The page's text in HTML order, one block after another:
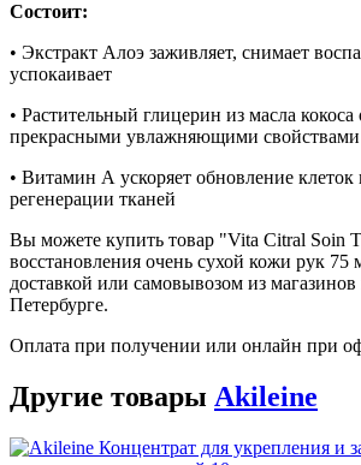
Состоит:
• Экстракт Алоэ заживляет, снимает
успокаивает
• Растительный глицерин из масла кокоса
прекрасными увлажняющими свойствами
• Витамин А ускоряет обновление клеток
регенерации тканей
Вы можете купить товар "Vita Citral Soin
восстановления очень сухой кожи рук 75
доставкой или самовывозом из
Петербурге.
Оплата при получении или онлайн при
Другие товары Akileine